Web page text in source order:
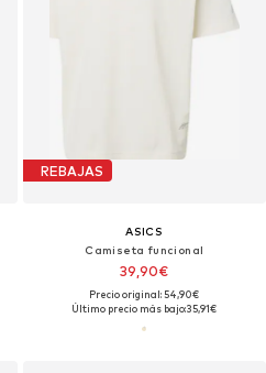
REBAJAS
ASICS
Camiseta funcional
39,90€
Precio original: 54,90€
Último precio más bajo:35,91€